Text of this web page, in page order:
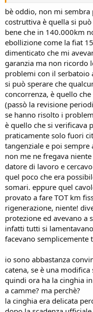
dove a questo punto un
bè oddio, non mi
costruttiva è quella si
bene che in 140.000km
ebollizione come la fiat
dimenticato che mi
garanzia ma non ricordo
problemi con il serbatoio
si può sperare che
concorrenza, è quello
(passò la revisione
se hanno risolto i
è quello che si verificava
praticamente solo fuori
tangenziale e poi
non me ne fregava
datore di lavoro e
quel poco che era
somari. eppure quel
provato a fare TOT km
rigenerazione, niente!
protezione ed avevano a
infatti tutti si
facevano semplicemente
io sono abbastanza
catena, se è una
quindi ora ha la cinghia
a camme? ma perchè?
la cinghia era delicata